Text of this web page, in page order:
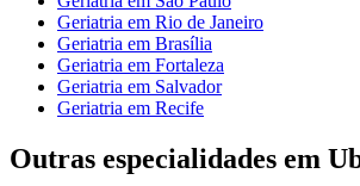
Geriatria em Rio de Janeiro
Geriatria em Brasília
Geriatria em Fortaleza
Geriatria em Salvador
Geriatria em Recife
Outras especialidades em